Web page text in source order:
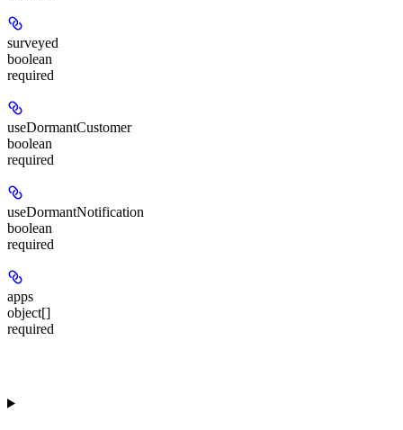
surveyed
boolean
required
useDormantCustomer
boolean
required
useDormantNotification
boolean
required
apps
object[]
required